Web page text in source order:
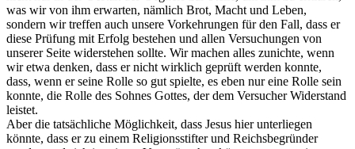
was wir von ihm erwarten, nämlich Brot, Macht und Leben,
sondern wir treffen auch unsere Vorkehrungen für den Fall, dass er
diese Prüfung mit Erfolg bestehen und allen Versuchungen von
unserer Seite widerstehen sollte. Wir machen alles zunichte, wenn
wir etwa denken, dass er nicht wirklich geprüft werden konnte,
dass, wenn er seine Rolle so gut spielte, es eben nur eine Rolle sein
konnte, die Rolle des Sohnes Gottes, der dem Versucher Widerstand
leistet.
Aber die tatsächliche Möglichkeit, dass Jesus hier unterliegen
könnte, dass er zu einem Religionsstifter und Reichsbegründer